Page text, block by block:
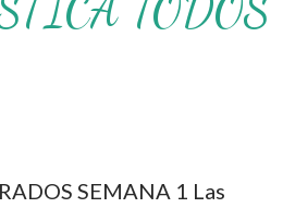
también
que hacen que
Analítico
SEMANA 1 Las